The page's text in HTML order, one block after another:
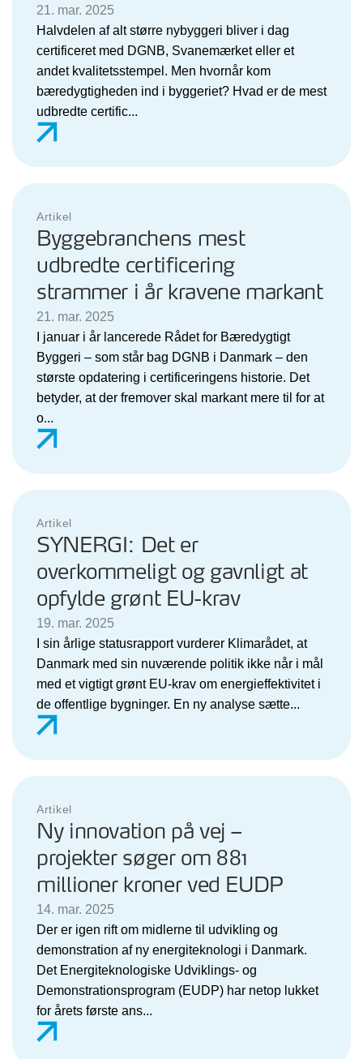
21. mar. 2025
Halvdelen af alt større nybyggeri bliver i dag
certificeret med DGNB, Svanemærket eller et
andet kvalitetsstempel. Men hvornår kom
bæredygtigheden ind i byggeriet? Hvad er de mest
udbredte certific...
Artikel
Byggebranchens mest
udbredte certificering
strammer i år kravene markant
21. mar. 2025
I januar i år lancerede Rådet for Bæredygtigt
Byggeri – som står bag DGNB i Danmark – den
største opdatering i certificeringens historie. Det
betyder, at der fremover skal markant mere til for at
o...
Artikel
SYNERGI: Det er
overkommeligt og gavnligt at
opfylde grønt EU-krav
19. mar. 2025
I sin årlige statusrapport vurderer Klimarådet, at
Danmark med sin nuværende politik ikke når i mål
med et vigtigt grønt EU-krav om energieffektivitet i
de offentlige bygninger. En ny analyse sætte...
Artikel
Ny innovation på vej –
projekter søger om 881
millioner kroner ved EUDP
14. mar. 2025
Der er igen rift om midlerne til udvikling og
demonstration af ny energiteknologi i Danmark.
Det Energiteknologiske Udviklings- og
Demonstrationsprogram (EUDP) har netop lukket
for årets første ans...